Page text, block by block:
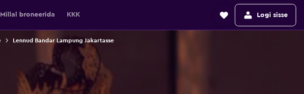
Millal broneerida KKK Logi sisse
Lennud Bandar Lampung Jakartasse